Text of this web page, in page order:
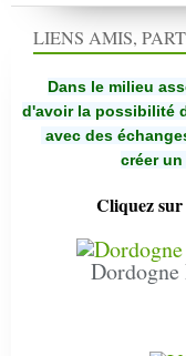
LIENS AMIS,
Dans le milieu
d'avoir la possibilité
avec des
créer
Cliquez sur